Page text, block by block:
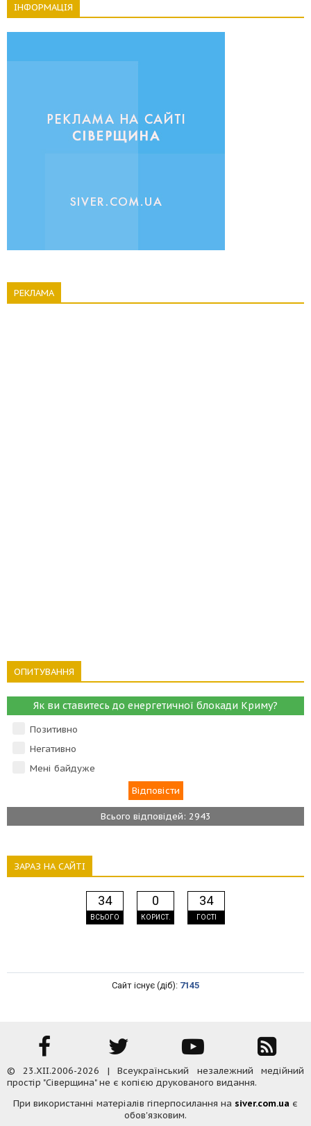
ІНФОРМАЦІЯ
РЕКЛАМА
ОПИТУВАННЯ
Як ви ставитесь до енергетичної блокади Криму?
Позитивно
Негативно
Мені байдуже
Всього відповідей: 2943
ЗАРАЗ НА САЙТІ
34
ВСЬОГО
0
КОРИСТ.
34
ГОСТІ
Сайт існує (діб): 7145
© 23.XII.2006-2026 | Всеукраїнський незалежний медійний
простір "Сіверщина" не є копією друкованого видання.
При використанні матеріалів гіперпосилання на siver.com.ua є
обов'язковим.